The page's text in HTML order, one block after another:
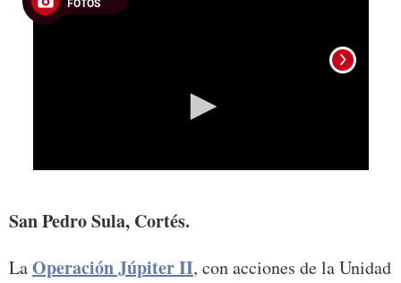
FOTOS
seconds
San Pedro Sula, Cortés.
LaOperación Júpiter II, con acciones de la Unidad